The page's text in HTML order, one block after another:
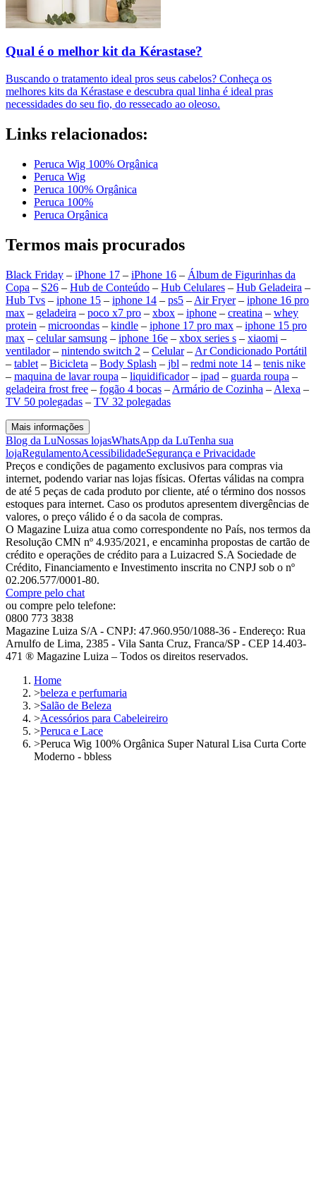
Qual é o melhor kit da Kérastase?
Buscando o tratamento ideal pros seus cabelos? Conheça os
melhores kits da Kérastase e descubra qual linha é ideal pras
necessidades do seu fio, do ressecado ao oleoso.
Links relacionados:
Peruca Wig 100% Orgânica
Peruca Wig
Peruca 100% Orgânica
Peruca 100%
Peruca Orgânica
Termos mais procurados
Black Friday – iPhone 17 – iPhone 16 – Álbum de Figurinhas da
Copa – S26 – Hub de Conteúdo – Hub Celulares – Hub Geladeira –
Hub Tvs – iphone 15 – iphone 14 – ps5 – Air Fryer– iphone 16 pro
max – geladeira – poco x7 pro – xbox – iphone – creatina – whey
protein – microondas – kindle – iphone 17 pro max – iphone 15 pro
max – celular samsung – iphone 16e – xbox series s – xiaomi –
ventilador– nintendo switch 2 – Celular– Ar Condicionado Portátil
– tablet – Bicicleta – Body Splash – jbl – redmi note 14 – tenis nike
– maquina de lavar roupa – liquidificador– ipad – guarda roupa –
geladeira frost free – fogão 4 bocas – Armário de Cozinha – Alexa –
TV 50 polegadas – TV 32 polegadas
Mais informações
Blog da LuNossas lojasWhatsApp da LuTenha sua
lojaRegulamentoAcessibilidadeSegurança e Privacidade
Preços e condições de pagamento exclusivos para compras via
internet, podendo variar nas lojas físicas. Ofertas válidas na compra
de até 5 peças de cada produto por cliente, até o término dos nossos
estoques para internet. Caso os produtos apresentem divergências de
valores, o preço válido é o da sacola de compras.
O Magazine Luiza atua como correspondente no País, nos termos da
Resolução CMN nº 4.935/2021, e encaminha propostas de cartão de
crédito e operações de crédito para a Luizacred S.A Sociedade de
Crédito, Financiamento e Investimento inscrita no CNPJ sob o nº
02.206.577/0001-80.
Compre pelo chat
ou compre pelo telefone:
0800 773 3838
Magazine Luiza S/A - CNPJ: 47.960.950/1088-36 - Endereço: Rua
Arnulfo de Lima, 2385 - Vila Santa Cruz, Franca/SP - CEP 14.403-
471 ® Magazine Luiza – Todos os direitos reservados.
Home
>beleza e perfumaria
>Salão de Beleza
>Acessórios para Cabeleireiro
>Peruca e Lace
>Peruca Wig 100% Orgânica Super Natural Lisa Curta Corte
Moderno - bbless